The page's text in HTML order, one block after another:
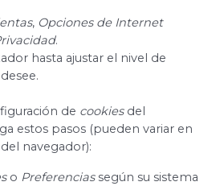
, Opciones de Internet
.
hasta ajustar el nivel de
de cookiesdel
estos pasos (pueden variar en
navegador):
o Preferenciassegún su sistema